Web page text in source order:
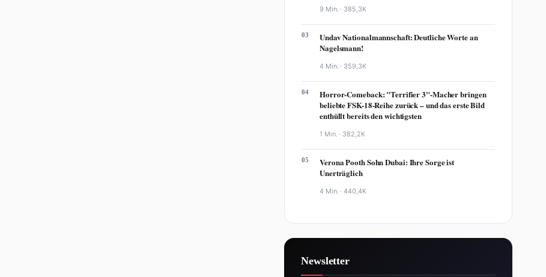
9 Min. · 385,3K
03
Undav Nationalmannschaft: Deutliche Worte an
Nagelsmann!
4 Min. · 359,3K
04
Horror-Comeback: "Terrifier 3"-Macher bringen
beliebte FSK-18-Reihe zurück – und das erste Bild
enthüllt bereits den wichtigsten
1 Min. · 382,2K
05
Verona Pooth Sohn Dubai: Ihre Sorge ist
Unerträglich
4 Min. ·440,4K
Newsletter